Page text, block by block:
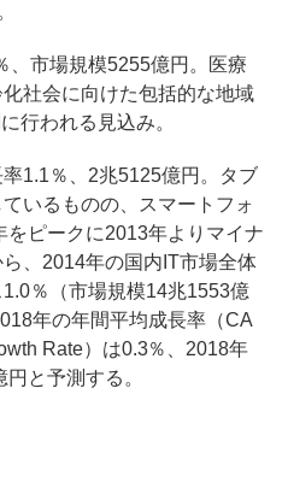
市場規模5255億円。医療
社会に向けた包括的な地域
行われる見込み。
1.1％、2兆5125億円。タブ
いるものの、スマートフォ
をピークに2013年よりマイナ
、2014年の国内IT市場全体
％（市場規模14兆1553億
年の年間平均成長率（CA
Rate）は0.3％、2018年
と予測する。